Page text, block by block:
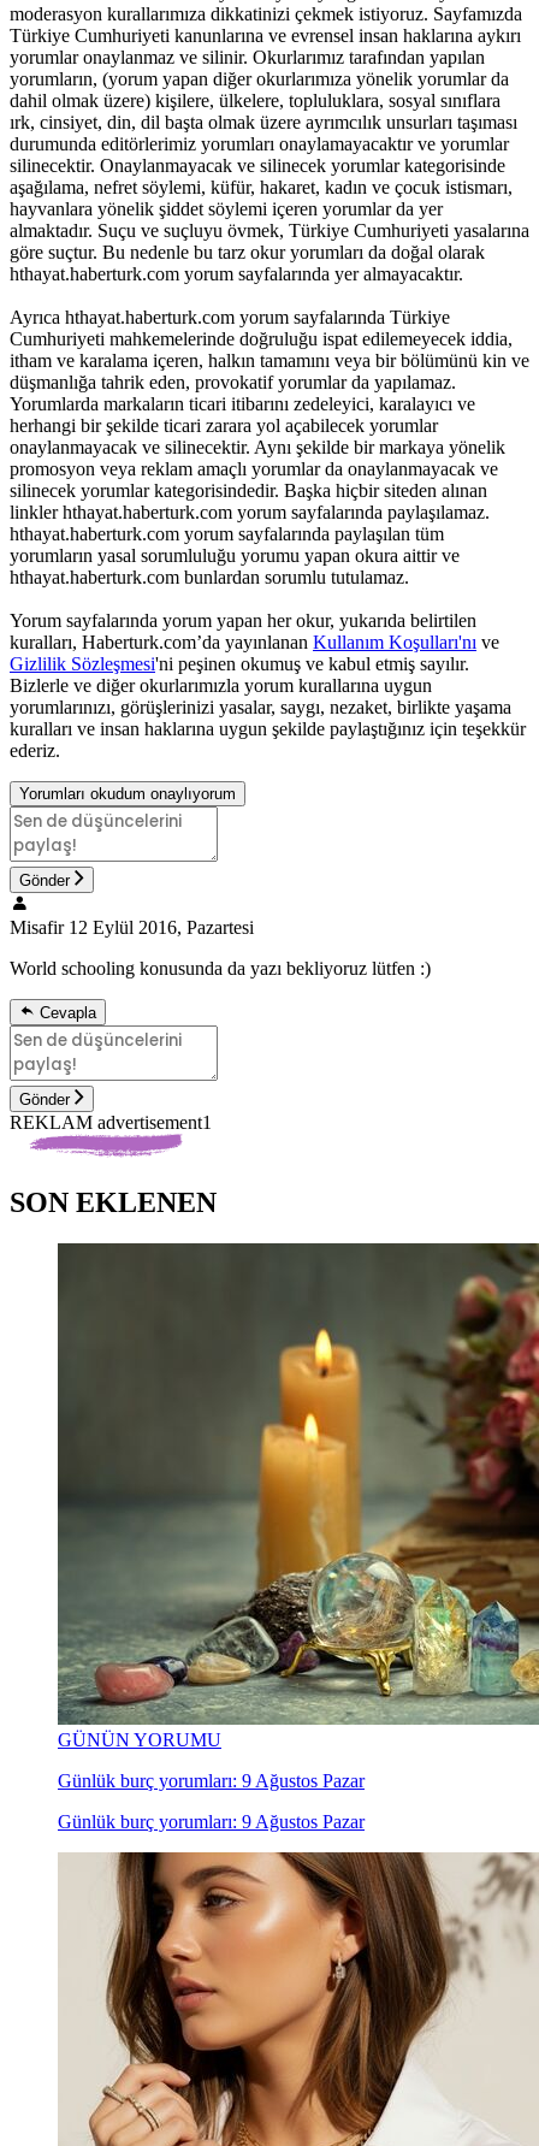
moderasyon kurallarımıza dikkatinizi çekmek istiyoruz. Sayfamızda
Türkiye Cumhuriyeti kanunlarına ve evrensel insan haklarına aykırı
yorumlar onaylanmaz ve silinir. Okurlarımız tarafından yapılan
yorumların, (yorum yapan diğer okurlarımıza yönelik yorumlar da
dahil olmak üzere) kişilere, ülkelere, topluluklara, sosyal sınıflara
ırk, cinsiyet, din, dil başta olmak üzere ayrımcılık unsurları taşıması
durumunda editörlerimiz yorumları onaylamayacaktır ve yorumlar
silinecektir. Onaylanmayacak ve silinecek yorumlar kategorisinde
aşağılama, nefret söylemi, küfür, hakaret, kadın ve çocuk istismarı,
hayvanlara yönelik şiddet söylemi içeren yorumlar da yer
almaktadır. Suçu ve suçluyu övmek, Türkiye Cumhuriyeti yasalarına
göre suçtur. Bu nedenle bu tarz okur yorumları da doğal olarak
hthayat.haberturk.com yorum sayfalarında yer almayacaktır.
Ayrıca hthayat.haberturk.com yorum sayfalarında Türkiye
Cumhuriyeti mahkemelerinde doğruluğu ispat edilemeyecek iddia,
itham ve karalama içeren, halkın tamamını veya bir bölümünü kin ve
düşmanlığa tahrik eden, provokatif yorumlar da yapılamaz.
Yorumlarda markaların ticari itibarını zedeleyici, karalayıcı ve
herhangi bir şekilde ticari zarara yol açabilecek yorumlar
onaylanmayacak ve silinecektir. Aynı şekilde bir markaya yönelik
promosyon veya reklam amaçlı yorumlar da onaylanmayacak ve
silinecek yorumlar kategorisindedir. Başka hiçbir siteden alınan
linkler hthayat.haberturk.com yorum sayfalarında paylaşılamaz.
hthayat.haberturk.com yorum sayfalarında paylaşılan tüm
yorumların yasal sorumluluğu yorumu yapan okura aittir ve
hthayat.haberturk.com bunlardan sorumlu tutulamaz.
Yorum sayfalarında yorum yapan her okur, yukarıda belirtilen
kuralları, Haberturk.com’da yayınlanan Kullanım Koşulları'nı ve
Gizlilik Sözleşmesi'ni peşinen okumuş ve kabul etmiş sayılır.
Bizlerle ve diğer okurlarımızla yorum kurallarına uygun
yorumlarınızı, görüşlerinizi yasalar, saygı, nezaket, birlikte yaşama
kuralları ve insan haklarına uygun şekilde paylaştığınız için teşekkür
ederiz.
Yorumları okudum onaylıyorum
Gönder
Misafir 12 Eylül 2016, Pazartesi
World schooling konusunda da yazı bekliyoruz lütfen :)
Cevapla
Gönder
REKLAM advertisement1
SON EKLENEN
GÜNÜN YORUMU
Günlük burç yorumları: 9 Ağustos Pazar
Günlük burç yorumları: 9 Ağustos Pazar